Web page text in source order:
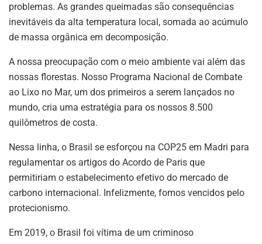
problemas. As grandes queimadas são consequências
inevitáveis da alta temperatura local, somada ao acúmulo
de massa orgânica em decomposição.
A nossa preocupação com o meio ambiente vai além das
nossas florestas. Nosso Programa Nacional de Combate
ao Lixo no Mar, um dos primeiros a serem lançados no
mundo, cria uma estratégia para os nossos 8.500
quilômetros de costa.
Nessa linha, o Brasil se esforçou na COP25 em Madri para
regulamentar os artigos do Acordo de Paris que
permitiriam o estabelecimento efetivo do mercado de
carbono internacional. Infelizmente, fomos vencidos pelo
protecionismo.
Em 2019, o Brasil foi vítima de um criminoso